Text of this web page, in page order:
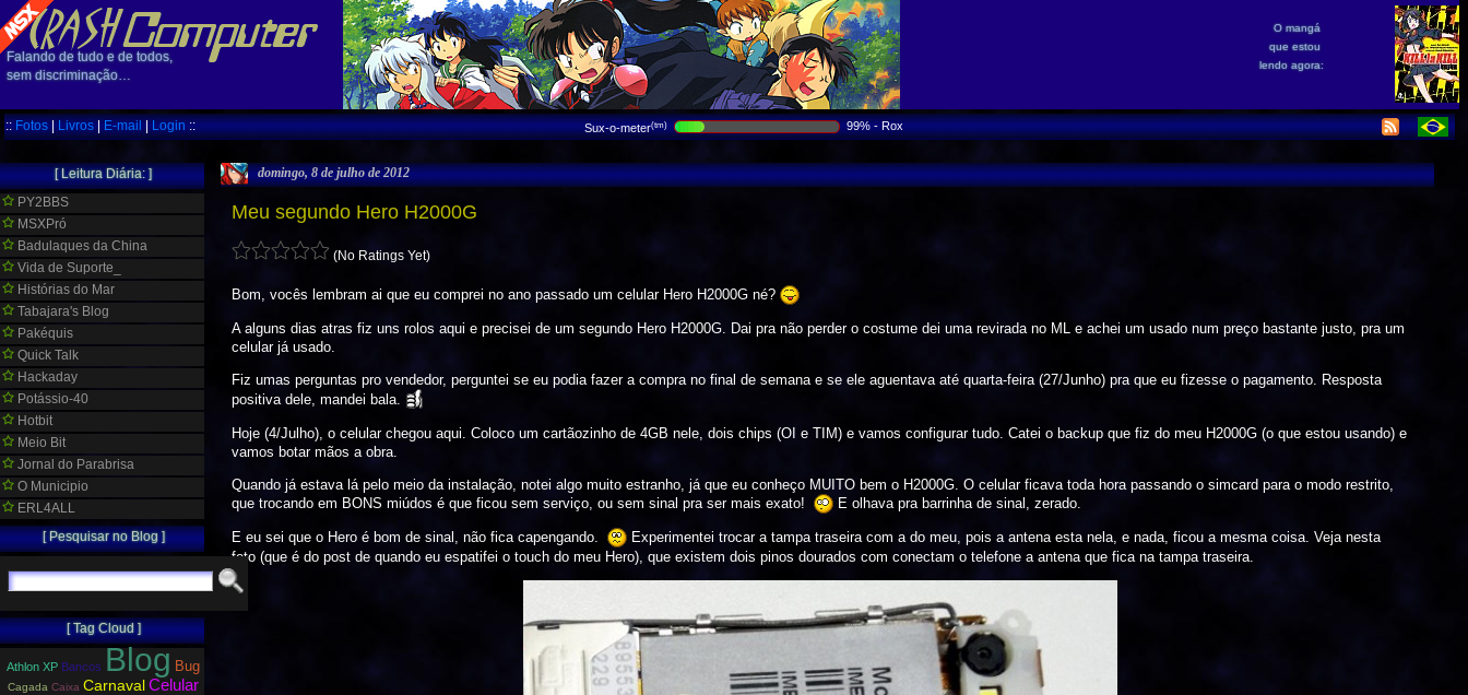
Falando de tudo e de todos,
sem discriminação…
O mangá
que estou
lendo agora:
::Fotos|Livros|E-mail|Login:: Sux-o-meter(tm) 99% - Rox
domingo, 8 de julho de 2012
Meu segundo Hero H2000G
(No Ratings Yet)
Bom, vocês lembram ai que eu comprei no ano passado um celular Hero H2000G né?
A alguns dias atras fiz uns rolos aqui e precisei de um segundo Hero H2000G. Dai pra não perder o costume dei uma revirada no ML e achei um usado num preço bastante justo, pra um
celular já usado.
Fiz umas perguntas pro vendedor, perguntei se eu podia fazer a compra no final de semana e se ele aguentava até quarta-feira (27/Junho) pra que eu fizesse o pagamento. Resposta
positiva dele, mandei bala.
Hoje (4/Julho), o celular chegou aqui. Coloco um cartãozinho de 4GB nele, dois chips (OI e TIM) e vamos configurar tudo. Catei o backup que fiz do meu H2000G (o que estou usando) e
vamos botar mãos a obra.
Quando já estava lá pelo meio da instalação, notei algo muito estranho, já que eu conheço MUITO bem o H2000G. O celular ficava toda hora passando o simcard para o modo restrito,
que trocando em BONS miúdos é que ficou sem serviço, ou sem sinal pra ser mais exato!
E olhava pra barrinha de sinal, zerado.
E eu sei que o Hero é bom de sinal, não fica capengando.
Experimentei trocar a tampa traseira com a do meu, pois a antena esta nela, e nada, ficou a mesma coisa. Veja nesta
foto (que é do post de quando eu espatifei o touch do meu Hero), que existem dois pinos dourados com conectam o telefone a antena que fica na tampa traseira.
[ Leitura Diária: ]
PY2BBS
MSXPró
Badulaques da China
Vida de Suporte_
Histórias do Mar
Tabajara's Blog
Pakéquis
Quick Talk
Hackaday
Potássio-40
Hotbit
Meio Bit
Jornal do Parabrisa
O Municipio
ERL4ALL
[ Pesquisar no Blog ]
[ Tag Cloud ]
Athlon XP Bancos Blog Bug
Cagada Caixa CarnavalCelular